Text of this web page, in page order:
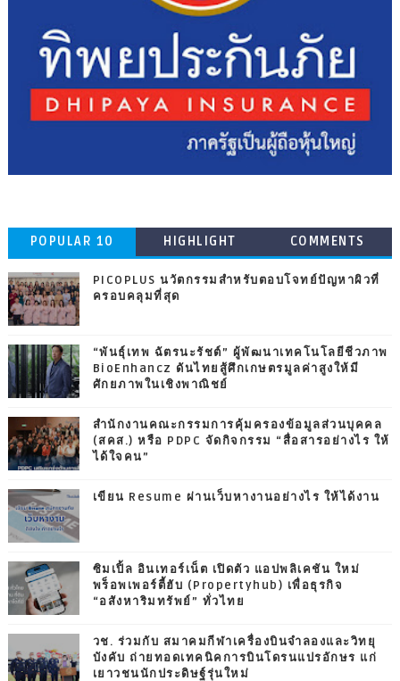
POPULAR 10 HIGHLIGHT COMMENTS
PICOPLUS นวัตกรรมสำหรับตอบโจทย์ปัญหาผิวที่
ครอบคลุมที่สุด
“พันธุ์เทพ ฉัตรนะรัชต์” ผู้พัฒนาเทคโนโลยีชีวภาพ
BioEnhancz ดันไทยสู้ศึกเกษตรมูลค่าสูงให้มี
ศักยภาพในเชิงพาณิชย์
สำนักงานคณะกรรมการคุ้มครองข้อมูลส่วนบุคคล
(สคส.) หรือ PDPC จัดกิจกรรม “สื่อสารอย่างไร ให้
ได้ใจคน”
เขียน Resume ผ่านเว็บหางานอย่างไร ให้ได้งาน
ซิมเปิ้ล อินเทอร์เน็ต เปิดตัว แอปพลิเคชัน ใหม่
พร็อพเพอร์ตี้ฮับ (Propertyhub) เพื่อธุรกิจ
“อสังหาริมทรัพย์” ทั่วไทย
วช. ร่วมกับ สมาคมกีฬาเครื่องบินจำลองและวิทยุ
บังคับ ถ่ายทอดเทคนิคการบินโดรนแปรอักษร แก่
เยาวชนนักประดิษฐ์รุ่นใหม่